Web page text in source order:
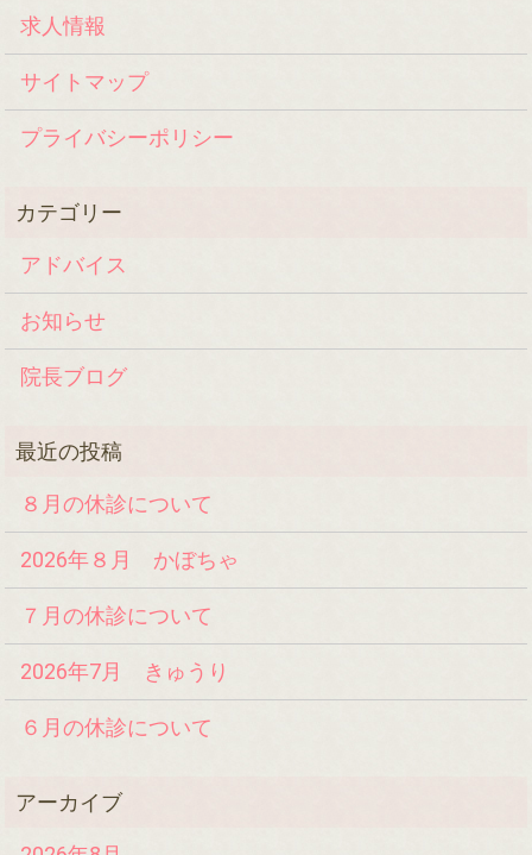
求人情報
サイトマップ
プライバシーポリシー
アドバイス
お知らせ
院長ブログ
８月の休診について
2026年８月 かぼちゃ
７月の休診について
2026年7月 きゅうり
６月の休診について